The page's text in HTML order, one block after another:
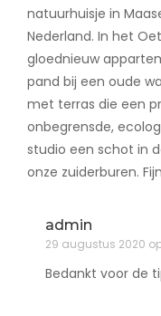
natuurhuisje in
Nederland. In het
gloednieuw
pand bij een oude
met terras die een
onbegrensde,
studio een schot in
onze zuiderburen.
admin
29 augustus 2020
Bedankt voor de